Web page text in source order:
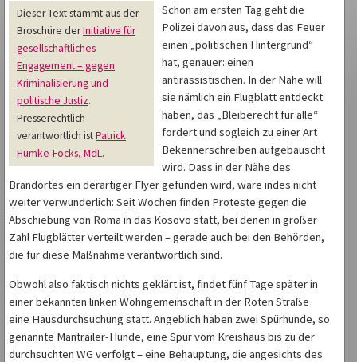
Dieser Text stammt aus der
Broschüre derInitiative für
gesellschaftliches
Engagement – gegen
Kriminalisierung und
politische Justiz.
Presserechtlich
verantwortlich istPatrick
Humke-Focks, MdL.
Schon am ersten Tag geht die
Polizei davon aus, dass das Feuer
einen „politischen Hintergrund“
hat, genauer: einen
antirassistischen. In der Nähe will
sie nämlich ein Flugblatt entdeckt
haben, das „Bleiberecht für alle“
fordert und sogleich zu einer Art
Bekennerschreiben aufgebauscht
wird. Dass in der Nähe des
Brandortes ein derartiger Flyer gefunden wird, wäre indes nicht
weiter verwunderlich: Seit Wochen finden Proteste gegen die
Abschiebung von Roma in das Kosovo statt, bei denen in großer
Zahl Flugblätter verteilt werden – gerade auch bei den Behörden,
die für diese Maßnahme verantwortlich sind.
Obwohl also faktisch nichts geklärt ist, findet fünf Tage später in
einer bekannten linken Wohngemeinschaft in der Roten Straße
eine Hausdurchsuchung statt. Angeblich haben zwei Spürhunde, so
genannte Mantrailer-Hunde, eine Spur vom Kreishaus bis zu der
durchsuchten WG verfolgt – eine Behauptung, die angesichts des